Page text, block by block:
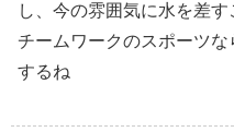
し、今の雰囲気に水を差す
チームワークのスポーツ
するね